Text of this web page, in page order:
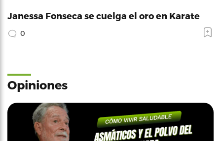
Janessa Fonseca se cuelga el oro en Karate
0
Opiniones